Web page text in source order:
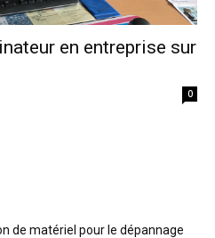
en entreprise sur
0
de matériel pour le dépannage